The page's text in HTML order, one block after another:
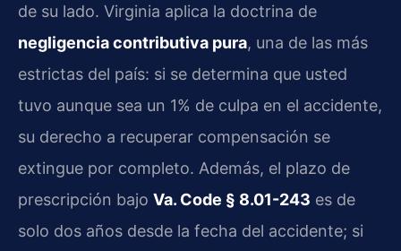
de su lado. Virginia aplica la doctrina de
negligencia contributiva pura, una de las más
estrictas del país: si se determina que usted
tuvo aunque sea un 1% de culpa en el accidente,
su derecho a recuperar compensación se
extingue por completo. Además, el plazo de
prescripción bajo Va. Code § 8.01-243 es de
solo dos años desde la fecha del accidente; si